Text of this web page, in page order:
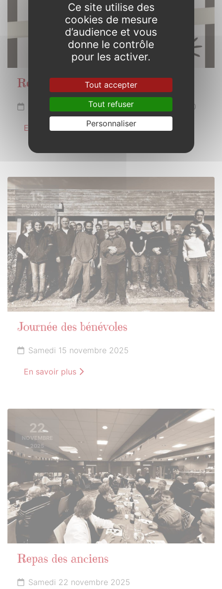
Réunion publique
Vendredi 17 octobre 2025 de 19h00 à 20h30
En savoir plus
15
NOVEMBRE
2025
Journée des bénévoles
Samedi 15 novembre 2025
En savoir plus
22
NOVEMBRE
2025
Repas des anciens
Samedi 22 novembre 2025
Ce site utilise des
cookies de mesure
d’audience et vous
donne le contrôle
pour les activer.
Tout accepter
Tout refuser
Personnaliser